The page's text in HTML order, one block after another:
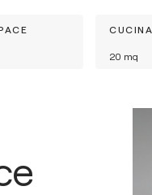
CUCINA
20 mq